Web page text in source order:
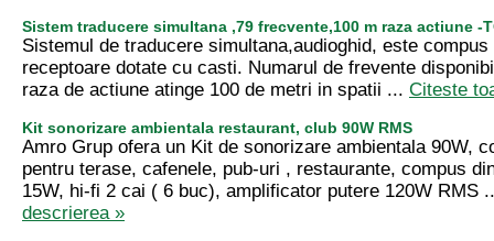
Sistem traducere simultana ,79 frecvente,100 m raza actiune -
Sistemul de traducere simultana,audioghid, este
receptoare dotate cu casti. Numarul de frevente
raza de actiune atinge 100 de metri in spatii ... Citeste
Kit sonorizare ambientala restaurant, club 90W RMS
Amro Grup ofera un Kit de sonorizare ambientala 90W,
pentru terase, cafenele, pub-uri , restaurante, compus
15W, hi-fi 2 cai ( 6 buc), amplificator putere 120W RMS
descrierea »